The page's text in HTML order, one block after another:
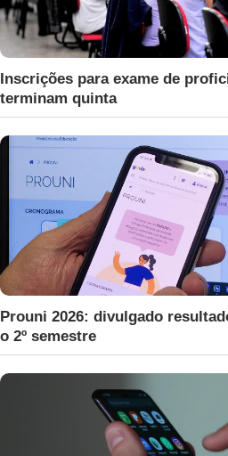
Inscrições para exame de
terminam quinta
Prouni 2026: divulgado
o 2º semestre